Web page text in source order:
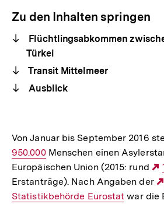
Zu den Inhalten springen
Flüchtlingsabkommen
Türkei
Transit Mittelmeer
Ausblick
Von Januar bis September 2016
950.000Menschen einen
Europäischen Union (2015: rund
Erstanträge). Nach Angaben der
Statistikbehörde Eurostat war die